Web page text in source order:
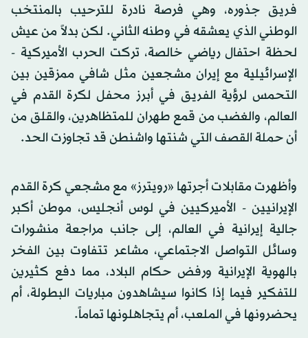
فريق جذوره، وهي فرصة نادرة للترحيب بالمنتخب
الوطني الذي يعشقه في وطنه الثاني. لكن بدلاً من عيش
لحظة احتفال رياضي خالصة، تركت الحرب الأميركية -
الإسرائيلية مع إيران مشجعين مثل شافي ممزقين بين
التحمس لرؤية الفريق في أبرز محفل لكرة القدم في
العالم، والغضب من قمع طهران للمتظاهرين، والقلق من
أن حملة القصف التي شنتها واشنطن قد تجاوزت الحد.
وأظهرت مقابلات أجرتها «رويترز» مع مشجعي كرة القدم
الإيرانيين - الأميركيين في لوس أنجليس، موطن أكبر
جالية إيرانية في العالم، إلى جانب مراجعة منشورات
وسائل التواصل الاجتماعي، مشاعر تتفاوت بين الفخر
بالهوية الإيرانية ورفض حكام البلاد، مما دفع كثيرين
للتفكير فيما إذا كانوا سيشاهدون مباريات البطولة، أم
يحضرونها في الملعب، أم يتجاهلونها تماماً.